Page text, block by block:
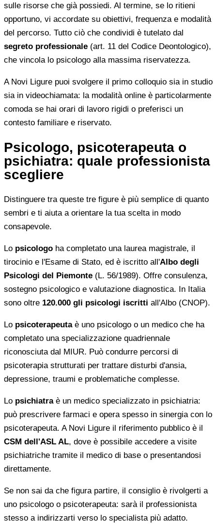
sulle risorse che già possiedi. Al termine, se lo ritieni
opportuno, vi accordate su obiettivi, frequenza e modalità
del percorso. Tutto ciò che condividi è tutelato dal
segreto professionale (art. 11 del Codice Deontologico),
che vincola lo psicologo alla massima riservatezza.
A Novi Ligure puoi svolgere il primo colloquio sia in studio
sia in videochiamata: la modalità online è particolarmente
comoda se hai orari di lavoro rigidi o preferisci un
contesto familiare e riservato.
Psicologo, psicoterapeuta o
psichiatra: quale professionista
scegliere
Distinguere tra queste tre figure è più semplice di quanto
sembri e ti aiuta a orientare la tua scelta in modo
consapevole.
Lo psicologo ha completato una laurea magistrale, il
tirocinio e l'Esame di Stato, ed è iscritto all'Albo degli
Psicologi del Piemonte (L. 56/1989). Offre consulenza,
sostegno psicologico e valutazione diagnostica. In Italia
sono oltre 120.000 gli psicologi iscritti all'Albo (CNOP).
Lo psicoterapeutaè uno psicologo o un medico che ha
completato una specializzazione quadriennale
riconosciuta dal MIUR. Può condurre percorsi di
psicoterapia strutturati per trattare disturbi d'ansia,
depressione, traumi e problematiche complesse.
Lo psichiatraè un medico specializzato in psichiatria:
può prescrivere farmaci e opera spesso in sinergia con lo
psicoterapeuta. A Novi Ligure il riferimento pubblico è il
CSM dell'ASL AL, dove è possibile accedere a visite
psichiatriche tramite il medico di base o presentandosi
direttamente.
Se non sai da che figura partire, il consiglio è rivolgerti a
uno psicologo o psicoterapeuta: sarà il professionista
stesso a indirizzarti verso lo specialista più adatto.